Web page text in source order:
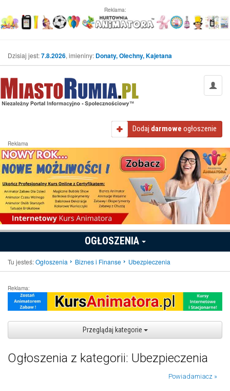
Reklama:
Dzisiaj jest:7.8.2026, imieniny: Donaty, Olechny, Kajetana
Dodaj darmowe ogłoszenie
Reklama
OGŁOSZENIA
Tu jesteś:Ogłoszenia Biznes i Finanse Ubezpieczenia
Reklama:
Przeglądaj kategorie
Ogłoszenia z kategorii: Ubezpieczenia
Powiadamiacz »